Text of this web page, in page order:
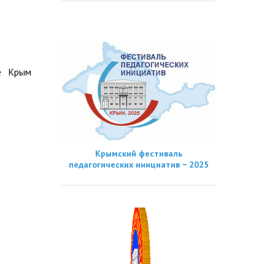
Крым
Крымский фестиваль
педагогических инициатив − 2025